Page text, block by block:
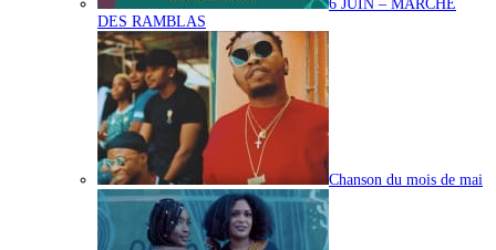
6 JUIN – MARCHÉ
DES RAMBLAS
Chanson du mois de mai